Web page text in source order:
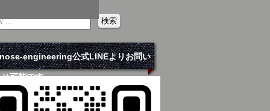
engineering公式LINEよりお問い
可能です